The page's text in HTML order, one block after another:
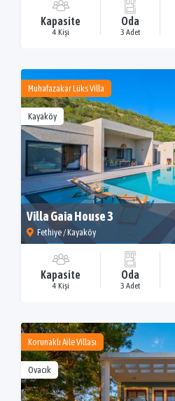
Kapasite
4 Kişi
Oda
3 Adet
Muhafazakar Lüks Villa
Kayaköy
Villa Gaia House 3
Fethiye / Kayaköy
Kapasite
4 Kişi
Oda
3 Adet
Korunaklı Aile Villası
Ovacık